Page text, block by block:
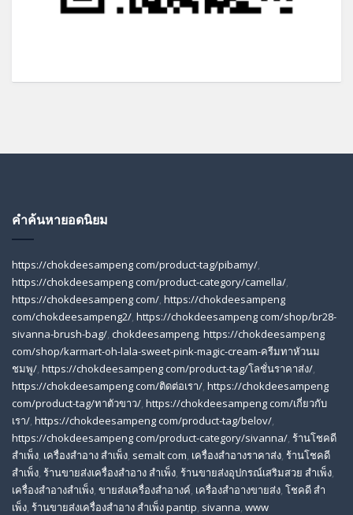
คำค้นหายอดนิยม
https://chokdeesampeng com/product-tag/pibamy/,
https://chokdeesampeng com/product-category/camella/,
https://chokdeesampeng com/, https://chokdeesampeng
com/chokdeesampeng2/, https://chokdeesampeng com/shop/br28-
sivanna-brush-bag/, chokdeesampeng, https://chokdeesampeng
com/shop/karmart-oh-lala-sweet-pink-magic-cream-ครีมทาหัวนม
ชมพู/, https://chokdeesampeng com/product-tag/โลชั่นราคาส่ง/,
https://chokdeesampeng com/ติดต่อเรา/, https://chokdeesampeng
com/product-tag/ทาตัวขาว/, https://chokdeesampeng com/เกี่ยวกับ
เรา/, https://chokdeesampeng com/product-tag/belov/,
https://chokdeesampeng com/product-category/sivanna/, ร้านโชคดี
สําเพ็ง, เครื่องสำอาง สำเพ็ง, semalt com, เครื่องสำอางราคาส่ง, ร้านโชคดี
สำเพ็ง, ร้านขายส่งเครื่องสําอาง สําเพ็ง, ร้านขายส่งอุปกรณ์เสริมสวย สําเพ็ง,
เครื่องสำอางสำเพ็ง, ขายส่งเครื่องสำอางค์, เครื่องสำอางขายส่ง, โชคดี สํา
เพ็ง, ร้านขายส่งเครื่องสําอาง สําเพ็ง pantip, sivanna, www